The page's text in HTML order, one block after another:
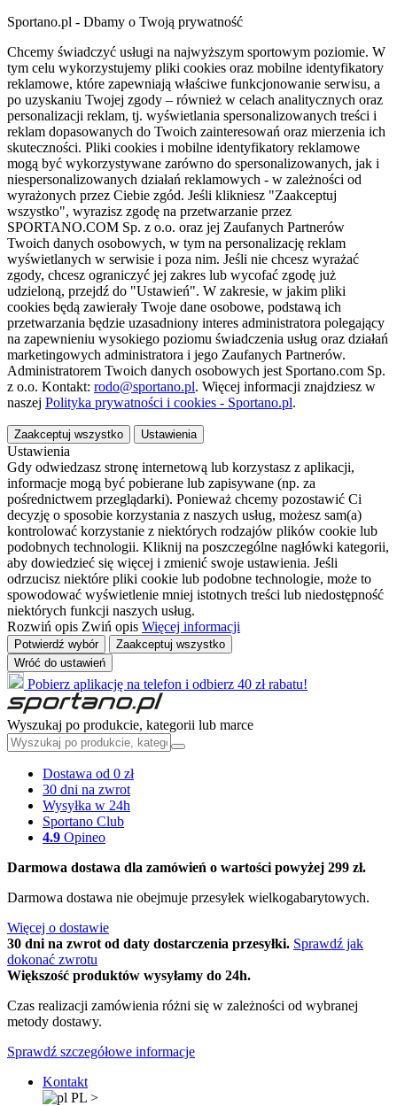
Sportano.pl - Dbamy o Twoją prywatność
Chcemy świadczyć usługi na najwyższym sportowym poziomie. W
tym celu wykorzystujemy pliki cookies oraz mobilne identyfikatory
reklamowe, które zapewniają właściwe funkcjonowanie serwisu, a
po uzyskaniu Twojej zgody – również w celach analitycznych oraz
personalizacji reklam, tj. wyświetlania spersonalizowanych treści i
reklam dopasowanych do Twoich zainteresowań oraz mierzenia ich
skuteczności. Pliki cookies i mobilne identyfikatory reklamowe
mogą być wykorzystywane zarówno do spersonalizowanych, jak i
niespersonalizowanych działań reklamowych - w zależności od
wyrażonych przez Ciebie zgód. Jeśli klikniesz "Zaakceptuj
wszystko", wyrazisz zgodę na przetwarzanie przez
SPORTANO.COM Sp. z o.o. oraz jej Zaufanych Partnerów
Twoich danych osobowych, w tym na personalizację reklam
wyświetlanych w serwisie i poza nim. Jeśli nie chcesz wyrażać
zgody, chcesz ograniczyć jej zakres lub wycofać zgodę już
udzieloną, przejdź do "Ustawień". W zakresie, w jakim pliki
cookies będą zawierały Twoje dane osobowe, podstawą ich
przetwarzania będzie uzasadniony interes administratora polegający
na zapewnieniu wysokiego poziomu świadczenia usług oraz działań
marketingowych administratora i jego Zaufanych Partnerów.
Administratorem Twoich danych osobowych jest Sportano.com Sp.
z o.o. Kontakt: rodo@sportano.pl. Więcej informacji znajdziesz w
naszej Polityka prywatności i cookies - Sportano.pl.
Zaakceptuj wszystko Ustawienia
Ustawienia
Gdy odwiedzasz stronę internetową lub korzystasz z aplikacji,
informacje mogą być pobierane lub zapisywane (np. za
pośrednictwem przeglądarki). Ponieważ chcemy pozostawić Ci
decyzję o sposobie korzystania z naszych usług, możesz sam(a)
kontrolować korzystanie z niektórych rodzajów plików cookie lub
podobnych technologii. Kliknij na poszczególne nagłówki kategorii,
aby dowiedzieć się więcej i zmienić swoje ustawienia. Jeśli
odrzucisz niektóre pliki cookie lub podobne technologie, może to
spowodować wyświetlenie mniej istotnych treści lub niedostępność
niektórych funkcji naszych usług.
Rozwiń opis Zwiń opis Więcej informacji
Potwierdź wybór
Zaakceptuj wszystko
Wróć do ustawień
Pobierz aplikację na telefon i odbierz 40 zł rabatu!
Wyszukaj po produkcie, kategorii lub marce
Dostawa od 0 zł
30 dni na zwrot
Wysyłka w 24h
Sportano Club
4.9 Opineo
Darmowa dostawa dla zamówień o wartości powyżej 299 zł.
Darmowa dostawa nie obejmuje przesyłek wielkogabarytowych.
Więcej o dostawie
30 dni na zwrot od daty dostarczenia przesyłki. Sprawdź jak
dokonać zwrotu
Większość produktów wysyłamy do 24h.
Czas realizacji zamówienia różni się w zależności od wybranej
metody dostawy.
Sprawdź szczegółowe informacje
Kontakt
PL >